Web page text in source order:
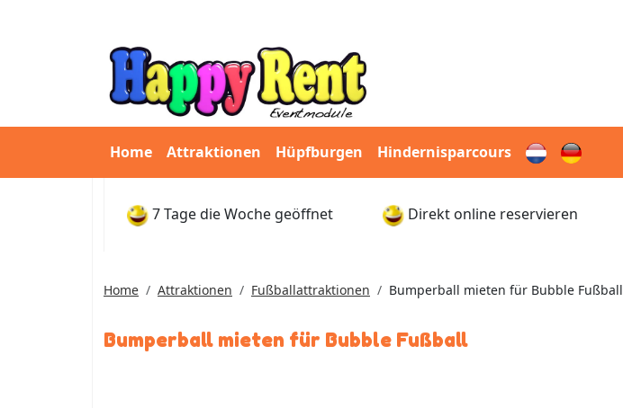
Home Attraktionen Hüpfburgen Hindernisparcours
7 Tage die Woche geöffnet Direkt online reservieren
Home Attraktionen Fußballattraktionen Bumperball mieten für Bubble Fußball
Bumperball mieten für Bubble Fußball